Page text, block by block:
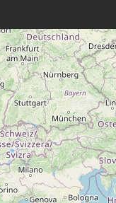
contemporaine
les statues en
Legros Le Jeune
de Bouillon
de Cluny et
l'abbaye de
du passé de
de style